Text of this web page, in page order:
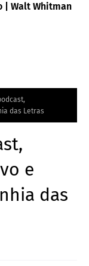
| Walt Whitman
das Letras
e
das